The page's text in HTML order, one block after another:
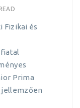
Fizikai és
Prima
jellemzően